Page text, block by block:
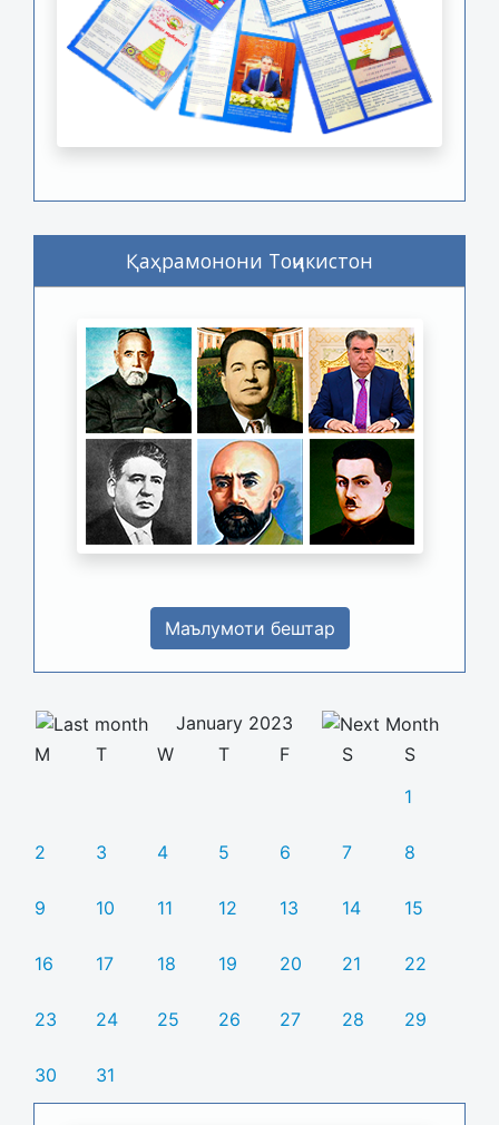
Қаҳрамонони Тоҷикистон
Маълумоти бештар
January 2023
M
T W T F S
S
1
2 3 4 5 6 7 8
9 10 11 12 13 14 15
16 17 18 19 20 21 22
23 24 25 26 27 28 29
30 31